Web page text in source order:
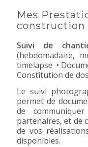
Mes
construction
Suivi de
(hebdomadaire,
timelapse •
Constitution de
Le suivi
permet de
de
partenaires, et de
de vos
disponibles.